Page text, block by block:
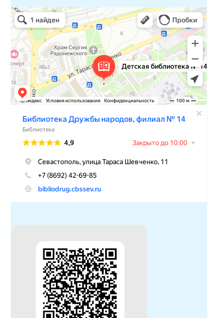
Детская библиотека № 14 Дружбы народов
Библиотека в Севастополе